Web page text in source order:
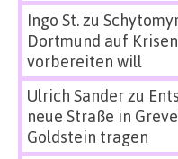
Ingo St.zu
Dortmund auf
vorbereiten will
Ulrich Sanderzu
neue Straße in
Goldstein tragen